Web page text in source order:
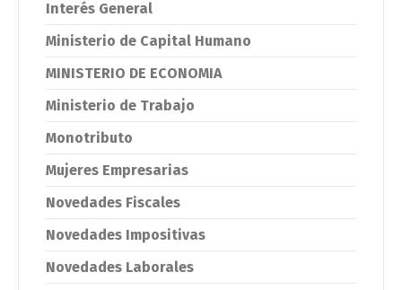
Interés General
Ministerio de Capital Humano
MINISTERIO DE ECONOMIA
Ministerio de Trabajo
Monotributo
Mujeres Empresarias
Novedades Fiscales
Novedades Impositivas
Novedades Laborales